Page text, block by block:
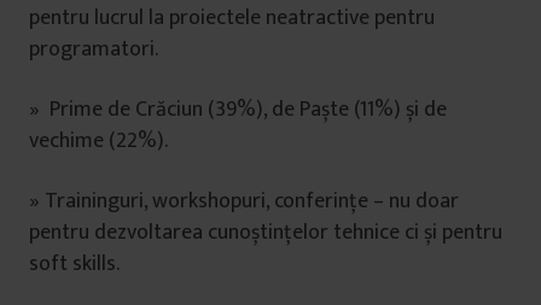
pentru lucrul la proiectele neatractive pentru
programatori.
» Prime de Crăciun (39%), de Paște (11%) și de
vechime (22%).
» Traininguri, workshopuri, conferințe – nu doar
pentru dezvoltarea cunoștințelor tehnice ci și pentru
soft skills.